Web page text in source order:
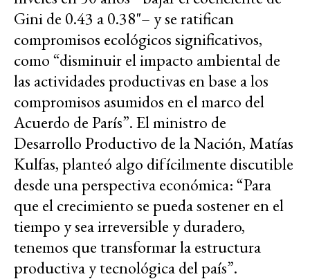
Gini de 0.43 a 0.38"– y se ratifican
compromisos ecológicos significativos,
como “disminuir el impacto ambiental de
las actividades productivas en base a los
compromisos asumidos en el marco del
Acuerdo de París”. El ministro de
Desarrollo Productivo de la Nación, Matías
Kulfas, planteó algo difícilmente discutible
desde una perspectiva económica: “Para
que el crecimiento se pueda sostener en el
tiempo y sea irreversible y duradero,
tenemos que transformar la estructura
productiva y tecnológica del país”.